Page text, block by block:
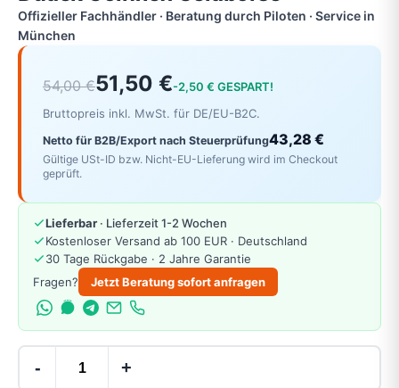
Offizieller Fachhändler · Beratung durch Piloten · Service in
München
54,00 €51,50 €-2,50 € GESPART!
Bruttopreis inkl. MwSt. für DE/EU-B2C.
Netto für B2B/Export nach Steuerprüfung43,28 €
Gültige USt-ID bzw. Nicht-EU-Lieferung wird im Checkout
geprüft.
Lieferbar · Lieferzeit 1-2 Wochen
Kostenloser Versand ab 100 EUR · Deutschland
30 Tage Rückgabe · 2 Jahre Garantie
Fragen?
Jetzt Beratung sofort anfragen
- +